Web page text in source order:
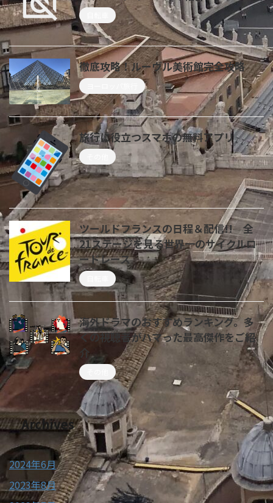
徹底攻略！ルーヴル美術館完全攻略
旅行に役立つスマホの無料アプリ
ツールドフランスの日程＆配信!! 全
21ステージを見る世界一のサイクルロ
ードレース
海外ドラマのおすすめランキング。多
くの視聴者がハマった最高傑作をご紹
介
Archives
2024年6月
2023年8月